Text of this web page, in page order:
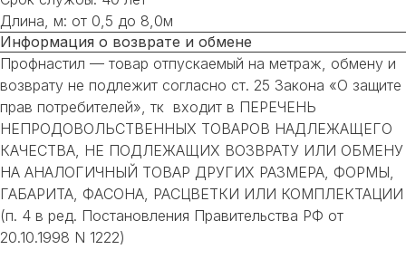
Длина, м: от 0,5 до 8,0м
Информация о возврате и обмене
Профнастил — товар отпускаемый на метраж, обмену и
возврату не подлежит согласно ст. 25 Закона «О защите
прав потребителей», тк входит в ПЕРЕЧЕНЬ
НЕПРОДОВОЛЬСТВЕННЫХ ТОВАРОВ НАДЛЕЖАЩЕГО
КАЧЕСТВА, НЕ ПОДЛЕЖАЩИХ ВОЗВРАТУ ИЛИ ОБМЕНУ
НА АНАЛОГИЧНЫЙ ТОВАР ДРУГИХ РАЗМЕРА, ФОРМЫ,
ГАБАРИТА, ФАСОНА, РАСЦВЕТКИ ИЛИ КОМПЛЕКТАЦИИ
(п. 4 в ред. Постановления Правительства РФ от
20.10.1998 N 1222)
НЕ НАШЛИ НУЖНОЕ
ИЛИ НУЖНА ПОМОЩЬ
С ВЫБОРОМ?
Наш менеджер готов ответить на
все вопросы. Свяжитесь по